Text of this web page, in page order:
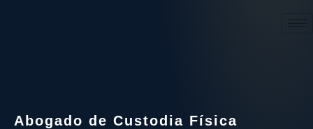
Abogado de Custodia Física